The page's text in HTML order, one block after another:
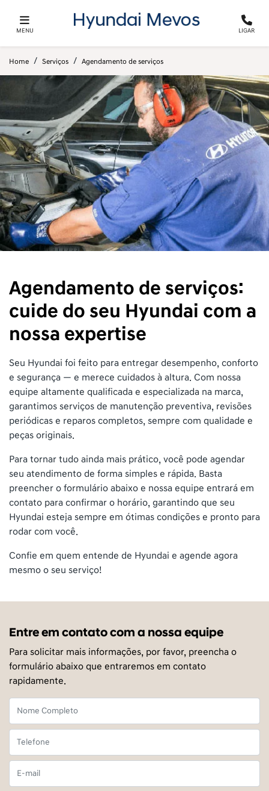
MENU LIGAR
Home Serviços Agendamento de serviços
Agendamento de serviços:
cuide do seu Hyundai com a
nossa expertise
Seu Hyundai foi feito para entregar desempenho, conforto
e segurança — e merece cuidados à altura. Com nossa
equipe altamente qualificada e especializada na marca,
garantimos serviços de manutenção preventiva, revisões
periódicas e reparos completos, sempre com qualidade e
peças originais.
Para tornar tudo ainda mais prático, você pode agendar
seu atendimento de forma simples e rápida. Basta
preencher o formulário abaixo e nossa equipe entrará em
contato para confirmar o horário, garantindo que seu
Hyundai esteja sempre em ótimas condições e pronto para
rodar com você.
Confie em quem entende de Hyundai e agende agora
mesmo o seu serviço!
Entre em contato com a nossa equipe
Para solicitar mais informações, por favor, preencha o
formulário abaixo que entraremos em contato
rapidamente.